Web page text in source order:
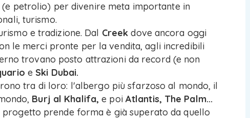
petrolio) per divenire meta importante in
turismo.
e tradizione. Dal Creek dove ancora oggi
le merci pronte per la vendita, agli incredibili
trovano posto attrazioni da record (e non
e Ski Dubai.
tra di loro: l'albergo più sfarzoso al mondo, il
Burj al Khalifa,e poi Atlantis, The Palm...
progetto prende forma è già superato da quello